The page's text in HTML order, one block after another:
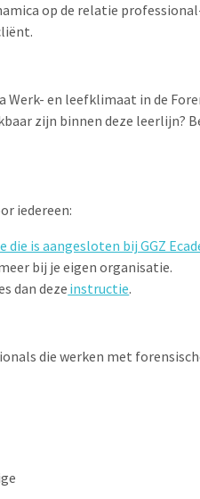
op de relatie
en leefklimaat in de
zijn binnen deze leerlijn?
iedereen:
die is aangesloten bij GGZ
bij je eigen organisatie.
dan deze instructie.
die werken met